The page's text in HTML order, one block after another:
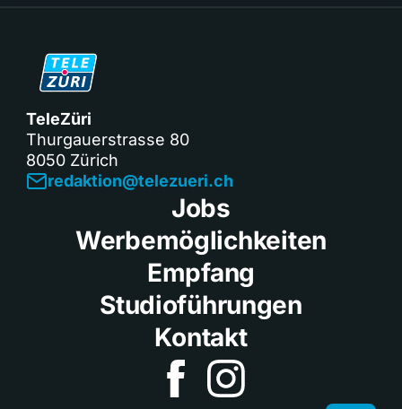
TeleZüri
Thurgauerstrasse 80
8050 Zürich
redaktion@telezueri.ch
Jobs
Werbemöglichkeiten
Empfang
Studioführungen
Kontakt